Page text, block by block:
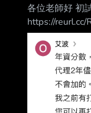
各位老師好 初
https://reurl.cc/
https://
https://
利！ --